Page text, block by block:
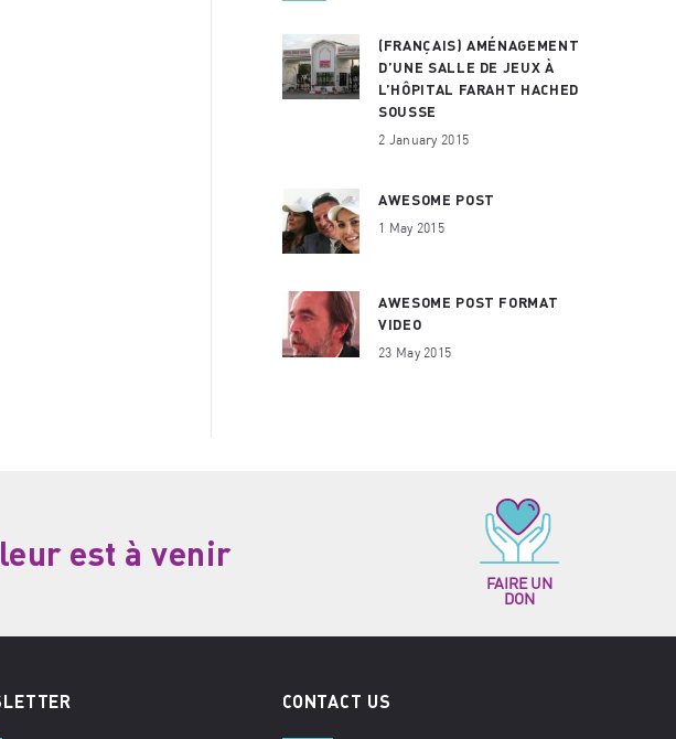
(FRANÇAIS) AMÉNAGEMENT
D’UNE SALLE DE JEUX À
L’HÔPITAL FARAHT HACHED
SOUSSE
2 January 2015
AWESOME POST
1 May 2015
AWESOME POST FORMAT
VIDEO
23 May 2015
est à venir
FAIRE UN
DON
CONTACT US